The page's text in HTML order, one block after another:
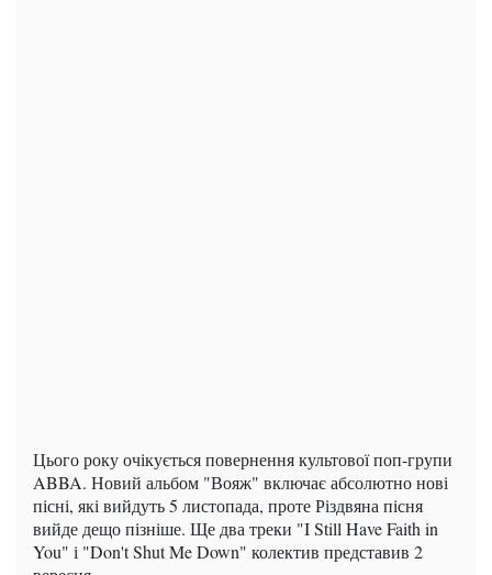
Цього року очікується повернення культової поп-групи
ABBA. Новий альбом "Вояж" включає абсолютно нові
пісні, які вийдуть 5 листопада, проте Різдвяна пісня
вийде дещо пізніше. Ще два треки "I Still Have Faith in
You" і "Don't Shut Me Down" колектив представив 2